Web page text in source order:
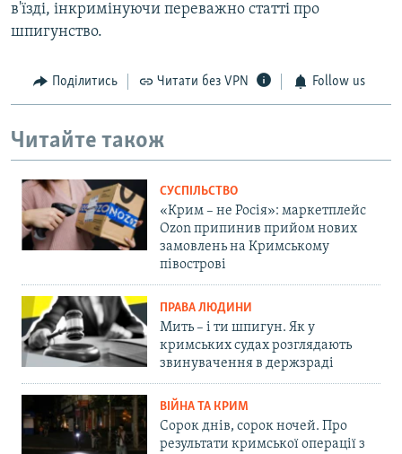
в'їзді, інкримінуючи переважно статті про
шпигунство.
Поділитись Читати без VPN Follow us
Читайте також
СУСПІЛЬСТВО
«Крим – не Росія»: маркетплейс
Ozon припинив прийом нових
замовлень на Кримському
півострові
ПРАВА ЛЮДИНИ
Мить – і ти шпигун. Як у
кримських судах розглядають
звинувачення в держзраді
ВІЙНА ТА КРИМ
Сорок днів, сорок ночей. Про
результати кримської операції з